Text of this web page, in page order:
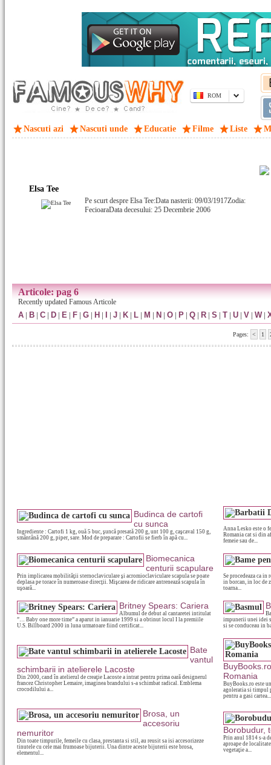
ROM
Nascuti azi Nascuti unde Educatie Filme Liste
Elsa Tee
Pe scurt despre Elsa Tee:Data nasterii: 09/03/1917Zodia:
FecioaraData decesului: 25 Decembrie 2006
Articole: pag 6
Recently updated Famous Articole
A | B | C | D | E | F | G | H | | J | K | L | M | N | O | P | Q | R | S | T | U | V | W|
Pages: < 1
Budinca de cartofi
cu sunca
Ingrediente : Cartofi 1 kg, ouă 5 buc, şuncă presată 200 g, unt 100 g, caşcaval 150 g,
smântână 200 g, piper, sare. Mod de preparare : Cartofii se fierb în apă cu...
Anna Lesko este o
Romania cat si din
femeie sau de...
Biomecanica
centurii scapulare
Prin implicarea mobilităţii sternoclaviculare şi acromioclaviculare scapula se poate
deplasa pe torace în numeroase direcţii. Mişcarea de ridicare antrenează scapula în
uşoară...
Se procedeaza ca in
in borcan, in loc de
toarna...
Britney Spears: Cariera
Albumul de debut al cantaretei intitulat
”… Baby one more time” a aparut in ianuarie 1999 si a obtinut locul I la premiile
U.S. Billboard 2000 in luna urmatoare fiind certificat...
impunerii unei idei
si se conduceau in
Bate
vantul
schimbarii in atelierele Lacoste
Din 2000, cand în atelierul de creaţie Lacoste a intrat pentru prima oară designerul
francez Christopher Lemaire, imaginea brandului s-a schimbat radical. Emblema
crocodilului a...
Romania
BuyBooks.ro este
agoleratia si timpul
pentru a gasi cartea...
Brosa, un
accesoriu
nemuritor
Din toate timpurile, femeile cu clasa, prestanta si stil, au reusit sa isi accesorizeze
tinutele cu cele mai frumoase bijuterii. Una dintre aceste bijuterii este brosa,
elementul...
Borobudur,
Prin anul 1814 s-a
aproape de
vegetaţie a...